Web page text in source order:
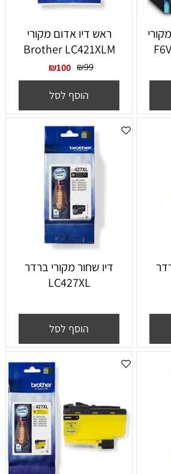
מקורי
‏ראש דיו אדום מקורי
Brother LC421XLM
₪99
₪100
הוסף לסל
דיו שחור מקורי ברדר
LC427XL
הוסף לסל